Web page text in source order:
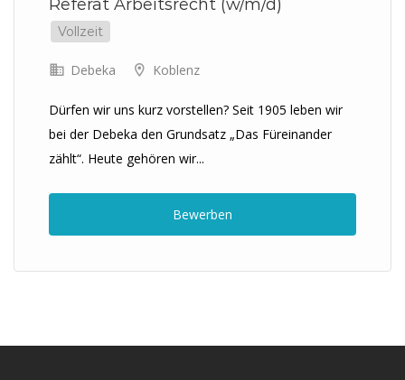
Referat Arbeitsrecht (w/m/d)
Vollzeit
Debeka Koblenz
Dürfen wir uns kurz vorstellen? Seit 1905 leben wir
bei der Debeka den Grundsatz „Das Füreinander
zählt“. Heute gehören wir...
Bewerben